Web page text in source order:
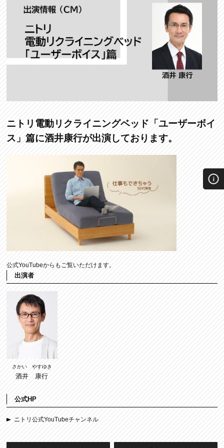
ニトリ電動リクライニングベッド「ユーザーボイ
ス」篇に酒井康行が出演しております。
公式YouTubeからもご覧いただけます。
出演者
さかい やすゆき
酒井 康行
公式HP
ニトリ公式YouTubeチャンネル